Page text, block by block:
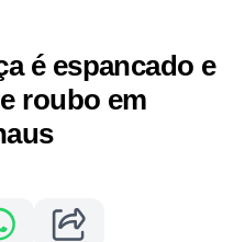
é espancado e
roubo em